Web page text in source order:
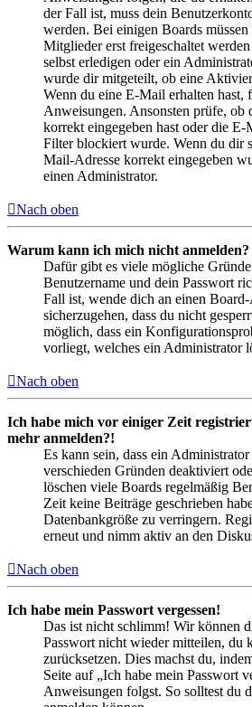
der Fall ist, muss dein
werden. Bei einigen Boards müssen
Mitglieder erst freigeschaltet
selbst erledigen oder ein
wurde dir mitgeteilt, ob eine
Wenn du eine E-Mail erhalten hast,
Anweisungen. Ansonsten prüfe, ob
korrekt eingegeben hast oder die
Filter blockiert wurde. Wenn du dir
Mail-Adresse korrekt eingegeben
einen Administrator.
Nach oben
Warum kann ich mich nicht anmelden?
Dafür gibt es viele mögliche
Benutzername und dein Passwort
Fall ist, wende dich an einen
sicherzugehen, dass du nicht
möglich, dass ein
vorliegt, welches ein Administrator
Nach oben
Ich habe mich vor einiger Zeit
mehr anmelden?!
Es kann sein, dass ein
verschieden Gründen deaktiviert
löschen viele Boards regelmäßig
Zeit keine Beiträge geschrieben
Datenbankgröße zu verringern.
erneut und nimm aktiv an den
Nach oben
Ich habe mein Passwort vergessen!
Das ist nicht schlimm! Wir können
Passwort nicht wieder mitteilen, du
zurücksetzen. Dies machst du,
Seite auf „Ich habe mein Passwort
Anweisungen folgst. So solltest du